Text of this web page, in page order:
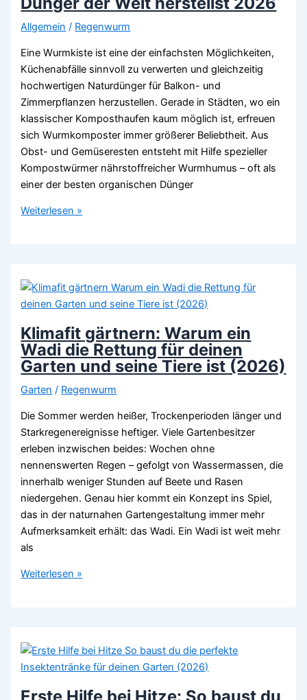
Gartenboden
2026
Allgemein / Regenwurm
Eine Wurmkiste ist eine der einfachsten Möglichkeiten,
Küchenabfälle sinnvoll zu verwerten und gleichzeitig
hochwertigen Naturdünger für Balkon- und
Zimmerpflanzen herzustellen. Gerade in Städten, wo ein
klassischer Komposthaufen kaum möglich ist, erfreuen
sich Wurmkomposter immer größerer Beliebtheit. Aus
Obst- und Gemüseresten entsteht mit Hilfe spezieller
Kompostwürmer nährstoffreicher Wurmhumus – oft als
einer der besten organischen Dünger
Wurmkiste
auf
dem
Balkon
den
besten
Dünger
der
herstellst
2026
Weiterlesen »
Klimafit gärtnern: Warum ein
Wadi die Rettung für deinen
Garten und seine Tiere ist (2026)
Garten / Regenwurm
Die Sommer werden heißer, Trockenperioden länger und
Starkregenereignisse heftiger. Viele Gartenbesitzer
erleben inzwischen beides: Wochen ohne
nennenswerten Regen – gefolgt von Wassermassen, die
innerhalb weniger Stunden auf Beete und Rasen
niedergehen. Genau hier kommt ein Konzept ins Spiel,
das in der naturnahen Gartengestaltung immer mehr
Aufmerksamkeit erhält: das Wadi. Ein Wadi ist weit mehr
als
Klimafit
die
Rettung
für
Weiterlesen »